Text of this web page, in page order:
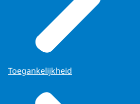
Toegankelijkheid